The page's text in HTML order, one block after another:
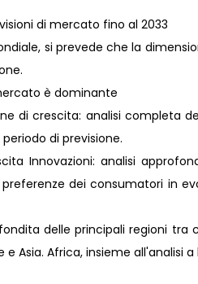
di mercato fino al 2033
si prevede che la
è dominante
di crescita: analisi completa
di previsione.
Innovazioni: analisi
dei consumatori in
delle principali regioni tra
Asia. Africa, insieme all'analisi a